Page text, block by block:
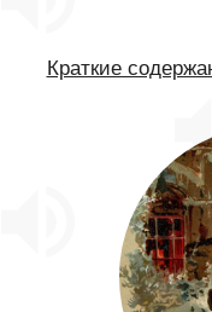
Краткие